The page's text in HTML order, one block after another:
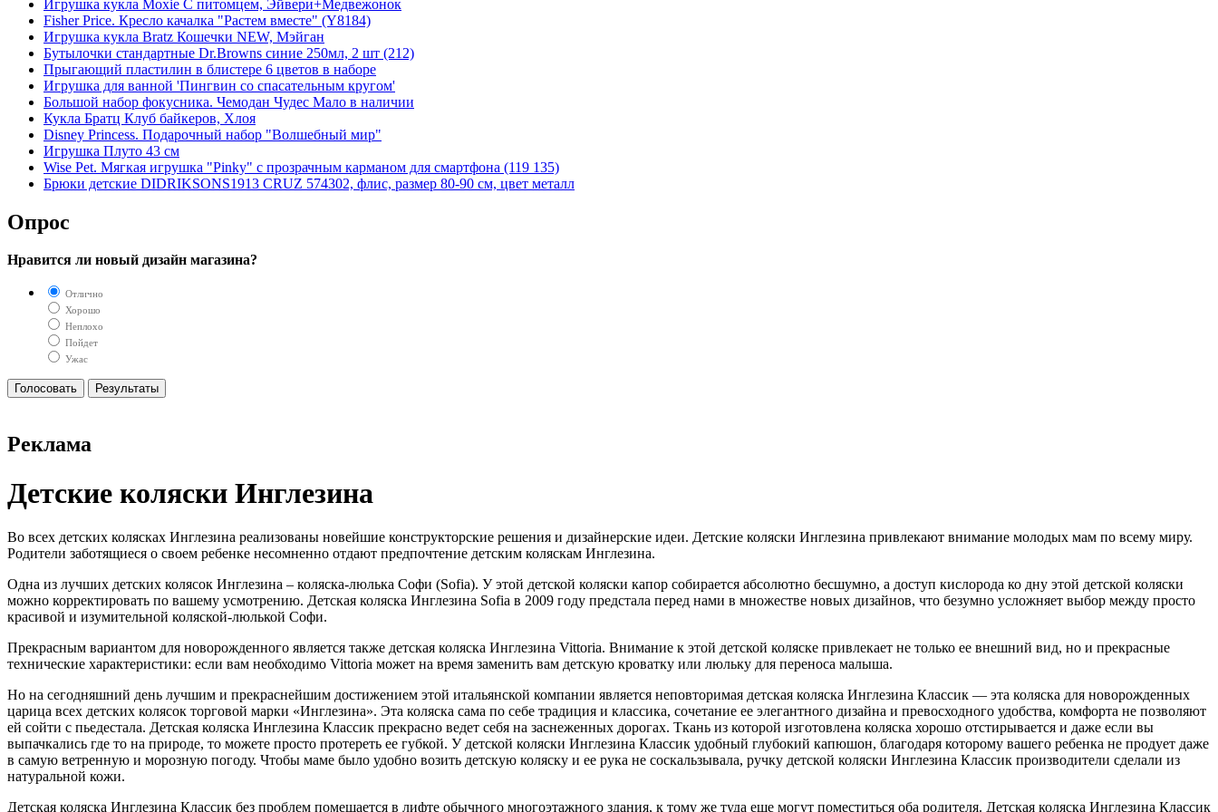
Игрушка кукла Moxie С питомцем, Эйвери+Медвежонок
Fisher Price. Кресло качалка "Растем вместе" (Y8184)
Игрушка кукла Bratz Кошечки NEW, Мэйган
Бутылочки стандартные Dr.Browns синие 250мл, 2 шт (212)
Прыгающий пластилин в блистере 6 цветов в наборе
Игрушка для ванной 'Пингвин со спасательным кругом'
Большой набор фокусника. Чемодан Чудес Мало в наличии
Кукла Братц Клуб байкеров, Хлоя
Disney Princess. Подарочный набор "Волшебный мир"
Игрушка Плуто 43 см
Wise Pet. Мягкая игрушка "Pinky" с прозрачным карманом для смартфона (119 135)
Брюки детские DIDRIKSONS1913 CRUZ 574302, флис, размер 80-90 см, цвет металл
Опрос
Нравится ли новый дизайн магазина?
Отлично
Хорошо
Неплохо
Пойдет
Ужас
Реклама
Детские коляски Инглезина
Во всех детских колясках Инглезина реализованы новейшие конструкторские решения и дизайнерские идеи. Детские коляски Инглезина привлекают внимание молодых мам по всему миру.
Родители заботящиеся о своем ребенке несомненно отдают предпочтение детским коляскам Инглезина.
Одна из лучших детских колясок Инглезина – коляска-люлька Софи (Sofia). У этой детской коляски капор собирается абсолютно бесшумно, а доступ кислорода ко дну этой детской коляски
можно корректировать по вашему усмотрению. Детская коляска Инглезина Sofia в 2009 году предстала перед нами в множестве новых дизайнов, что безумно усложняет выбор между просто
красивой и изумительной коляской-люлькой Софи.
Прекрасным вариантом для новорожденного является также детская коляска Инглезина Vittoria. Внимание к этой детской коляске привлекает не только ее внешний вид, но и прекрасные
технические характеристики: если вам необходимо Vittoria может на время заменить вам детскую кроватку или люльку для переноса малыша.
Но на сегодняшний день лучшим и прекраснейшим достижением этой итальянской компании является неповторимая детская коляска Инглезина Классик — эта коляска для новорожденных
царица всех детских колясок торговой марки «Инглезина». Эта коляска сама по себе традиция и классика, сочетание ее элегантного дизайна и превосходного удобства, комфорта не позволяют
ей сойти с пьедестала. Детская коляска Инглезина Классик прекрасно ведет себя на заснеженных дорогах. Ткань из которой изготовлена коляска хорошо отстирывается и даже если вы
выпачкались где то на природе, то можете просто протереть ее губкой. У детской коляски Инглезина Классик удобный глубокий капюшон, благодаря которому вашего ребенка не продует даже
в самую ветренную и морозную погоду. Чтобы маме было удобно возить детскую коляску и ее рука не соскальзывала, ручку детской коляски Инглезина Классик производители сделали из
натуральной кожи.
Детская коляска Инглезина Классик без проблем помещается в лифте обычного многоэтажного здания, к тому же туда еще могут поместиться оба родителя. Детская коляска Инглезина Классик